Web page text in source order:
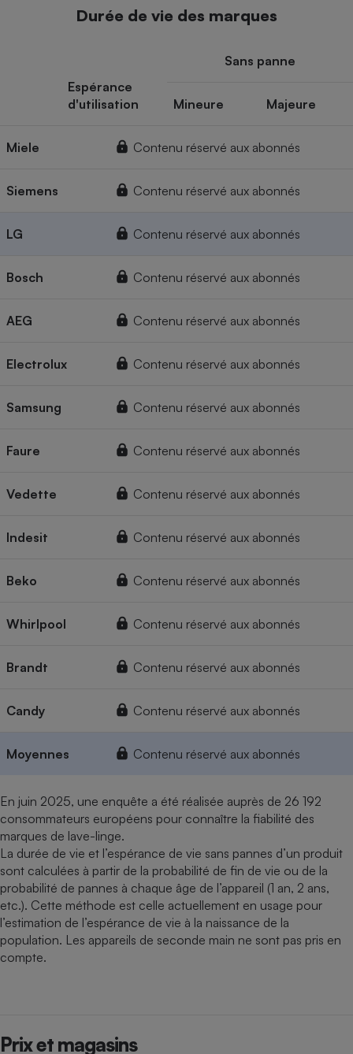
Durée de vie des marques
Espérance
d'utilisation
Sans panne
Mineure Majeure
Miele Contenu réservé aux abonnés
Siemens Contenu réservé aux abonnés
LG Contenu réservé aux abonnés
Bosch Contenu réservé aux abonnés
AEG Contenu réservé aux abonnés
Electrolux Contenu réservé aux abonnés
Samsung Contenu réservé aux abonnés
Faure Contenu réservé aux abonnés
Vedette Contenu réservé aux abonnés
Indesit Contenu réservé aux abonnés
Beko Contenu réservé aux abonnés
Whirlpool Contenu réservé aux abonnés
Brandt Contenu réservé aux abonnés
Candy Contenu réservé aux abonnés
Moyennes Contenu réservé aux abonnés
En juin 2025, une enquête a été réalisée auprès de 26 192
consommateurs européens pour connaître la fiabilité des
marques de lave-linge.
La durée de vie et l’espérance de vie sans pannes d’un produit
sont calculées à partir de la probabilité de fin de vie ou de la
probabilité de pannes à chaque âge de l’appareil (1 an, 2 ans,
etc.). Cette méthode est celle actuellement en usage pour
l’estimation de l’espérance de vie à la naissance de la
population. Les appareils de seconde main ne sont pas pris en
compte.
Prix et magasins